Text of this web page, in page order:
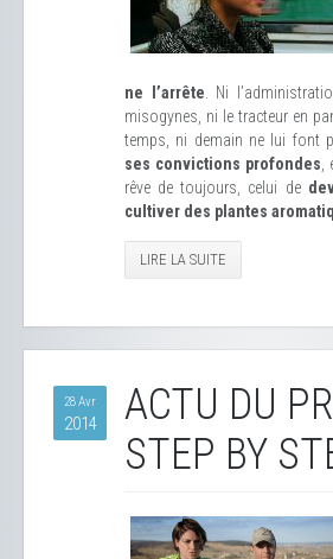
ne l’arrête . Ni
misogynes, ni le tracteur en
temps, ni demain ne lui font
ses convictions profondes
rêve de toujours, celui de
cultiver des plantes
LIRE LA SUITE
28 Avr
2014
ACTU DU
STEP BY